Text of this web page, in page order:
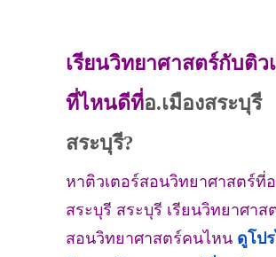
เรียนวิทยาศาสตร์กับติว
ที่ไหนดีที่อ.เมืองสระบุรี
สระบุรี?
หาติวเตอร์สอนวิทยาศาสตร์ที่อ
สระบุรี สระบุรี เรียนวิทยาศาส
สอนวิทยาศาสตร์คนไหน ดูโป